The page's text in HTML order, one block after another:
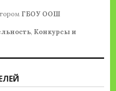
ГБОУ ООШ
, Конкурсы и